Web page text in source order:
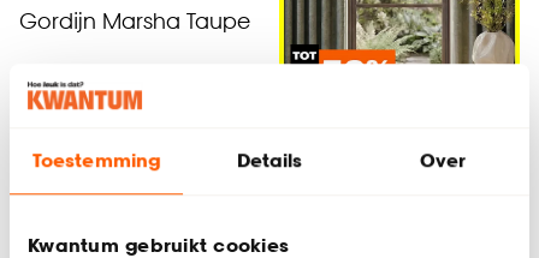
Toestemming Details Over
Kwantum gebruikt cookies
Gordijn Marsha Taupe
(0)
22.50